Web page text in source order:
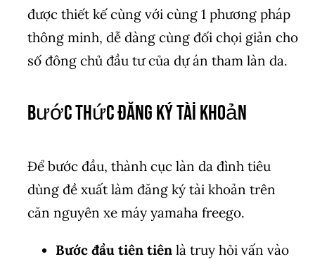
được thiết kế cùng với cùng 1 phương pháp
thông minh, dễ dàng cùng đối chọi giản cho
số đông chủ đầu tư của dự án tham làn da.
Bước Thức Đăng Ký Tài Khoản
Để bước đầu, thành cục làn da đình tiêu
dùng đề xuất làm đăng ký tài khoản trên
căn nguyên xe máy yamaha freego.
Bước đầu tiên tiênlà truy hỏi vấn vào